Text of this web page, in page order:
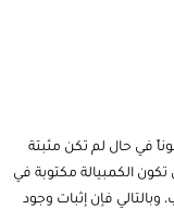
في حال لم تكن مثبتة
الكمبيالة مكتوبة في
فإن إثبات وجود